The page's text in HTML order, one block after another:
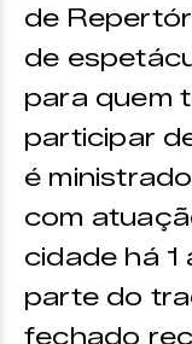
de
de
para quem
participar
é
com
cidade há
parte do
fechado